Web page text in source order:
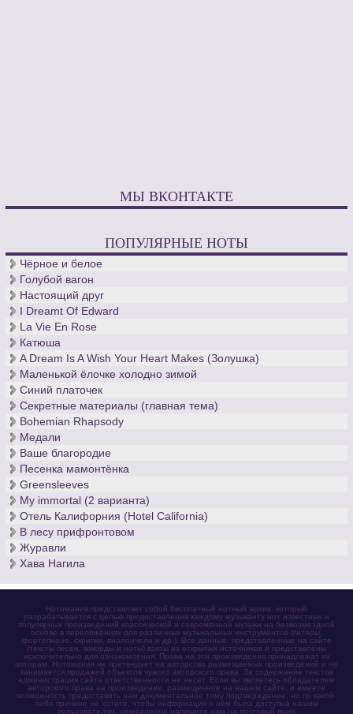
МЫ ВКОНТАКТЕ
ПОПУЛЯРНЫЕ НОТЫ
Чёрное и белое
Голубой вагон
Настоящий друг
I Dreamt Of Edward
La Vie En Rose
Катюша
A Dream Is A Wish Your Heart Makes (Золушка)
Маленькой ёлочке холодно зимой
Синий платочек
Секретные материалы (главная тема)
Bohemian Rhapsody
Медали
Ваше благородие
Песенка мамонтёнка
Greensleeves
My immortal (2 варианта)
Отель Калифорния (Hotel California)
В лесу прифронтовом
Журавли
Хава Нагила
Нотомания представляет собой бесплатный нотный архив, который
разрабатывается с целью предоставления каждому музыканту нот известных и
популярных произведений классической и современной музыки на безвозмездной
основе в переложениях для различных музыкальных инструментов (гитары,
фортепиано, скрипки, виолончели и др.). Все данные, представленные на сайте
(тексты песен, аккорды и ноты) взяты из открытых источников и представлены
исключительно для ознакомления. Права на эти произведения принадлежат их
авторам. Нотомания не претендует на авторство размещаемых произведений и не
занимается продажей объектов чужого авторского права. За содержание текстов
администрация сайта ответственности не несет. Если вы являетесь обладателем
авторского права на произведение, размещенное на нашем сайте, и имеете
возможность предоставить нам документальное тому подтверждение, но по какой-
либо причине не хотите, чтобы информация о нём была доступна нашим
пользователям, немедленно напишите нам на почтовый ящик